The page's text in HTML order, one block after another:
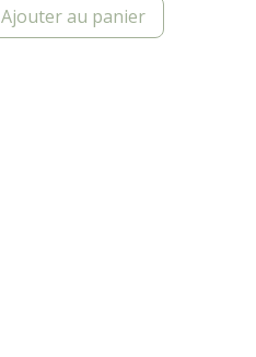
Ajouter au panier